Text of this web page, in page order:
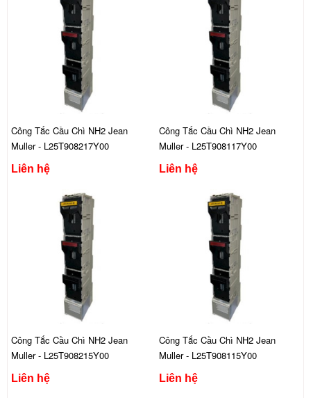
Công Tắc Cầu Chì NH2 Jean
Muller - L25T908217Y00
Liên hệ
Công Tắc Cầu Chì NH2 Jean
Muller - L25T908117Y00
Liên hệ
Công Tắc Cầu Chì NH2 Jean
Muller - L25T908215Y00
Liên hệ
Công Tắc Cầu Chì NH2 Jean
Muller - L25T908115Y00
Liên hệ